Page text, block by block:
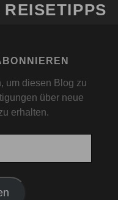
um diesen Blog zu
über neue
erhalten.